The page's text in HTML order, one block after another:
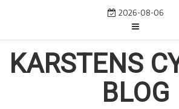
content
2026-08-06
KARSTENS
BLOG